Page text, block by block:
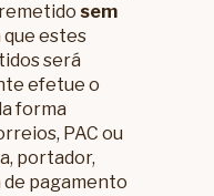
sem
que estes
será
efetue o
forma
PAC ou
portador,
de pagamento